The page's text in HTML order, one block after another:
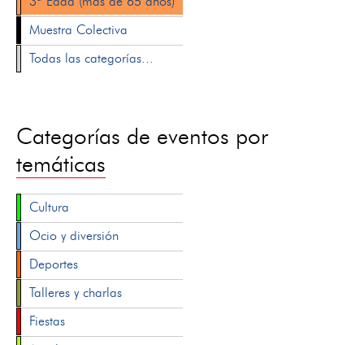
Muestra Colectiva
Todas las categorías...
Categorías de eventos por
temáticas
Cultura
Ocio y diversión
Deportes
Talleres y charlas
Fiestas